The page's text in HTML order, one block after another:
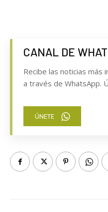
CANAL DE
Recibe las noticias
a través de WhatsApp.
ÚNETE